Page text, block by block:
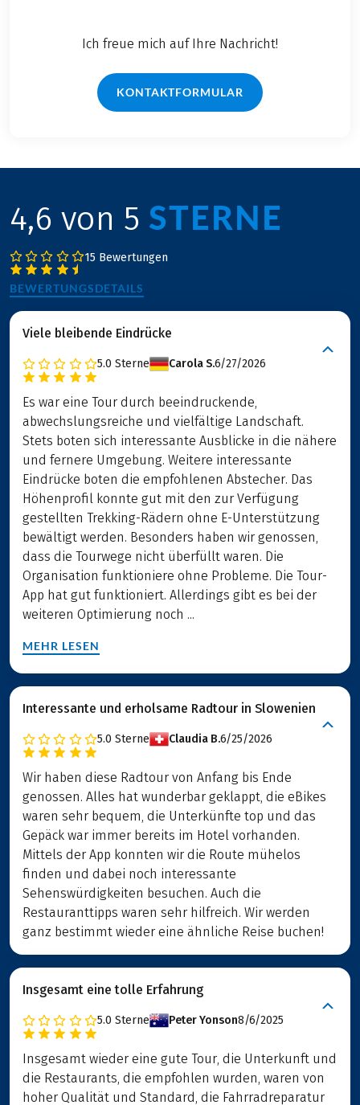
Ich freue mich auf Ihre Nachricht!
KONTAKTFORMULAR
4,6 von 5 STERNE
15 Bewertungen
BEWERTUNGSDETAILS
Viele bleibende Eindrücke
5.0 Sterne Carola S.6/27/2026
Es war eine Tour durch beeindruckende,
abwechslungsreiche und vielfältige Landschaft.
Stets boten sich interessante Ausblicke in die nähere
und fernere Umgebung. Weitere interessante
Eindrücke boten die empfohlenen Abstecher. Das
Höhenprofil konnte gut mit den zur Verfügung
gestellten Trekking-Rädern ohne E-Unterstützung
bewältigt werden. Besonders haben wir genossen,
dass die Tourwege nicht überfüllt waren. Die
Organisation funktioniere ohne Probleme. Die Tour-
App hat gut funktioniert. Allerdings gibt es bei der
weiteren Optimierung noch ...
MEHR LESEN
Interessante und erholsame Radtour in Slowenien
5.0 Sterne Claudia B.6/25/2026
Wir haben diese Radtour von Anfang bis Ende
genossen. Alles hat wunderbar geklappt, die eBikes
waren sehr bequem, die Unterkünfte top und das
Gepäck war immer bereits im Hotel vorhanden.
Mittels der App konnten wir die Route mühelos
finden und dabei noch interessante
Sehenswürdigkeiten besuchen. Auch die
Restauranttipps waren sehr hilfreich. Wir werden
ganz bestimmt wieder eine ähnliche Reise buchen!
Insgesamt eine tolle Erfahrung
5.0 Sterne Peter Yonson8/6/2025
Insgesamt wieder eine gute Tour, die Unterkunft und
die Restaurants, die empfohlen wurden, waren von
hoher Qualität und Standard, die Fahrradreparatur